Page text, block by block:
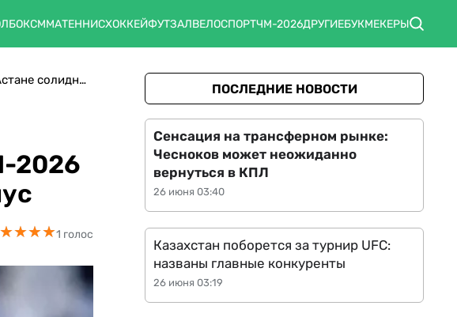
БОКСММАТЕННИСХОККЕЙФУТЗАЛВЕЛОСПОРТЧМ-2026ДРУГИЕБУКМЕКЕРЫ
Выход Боснии и Герцеговины в плей-офф ЧМ-2026 принесет Астане солидный финансовый бонус
2026
★★★★
★★★★1 голос
ПОСЛЕДНИЕ НОВОСТИ
26 июня 03:40
Сенсация на трансферном рынке:
Чесноков может неожиданно
вернуться в КПЛ
26 июня 03:19
Казахстан поборется за турнир UFC:
названы главные конкуренты